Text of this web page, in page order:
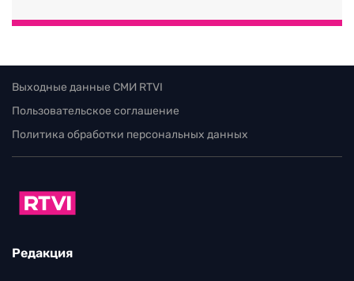
Выходные данные СМИ RTVI
Пользовательское соглашение
Политика обработки персональных данных
Редакция